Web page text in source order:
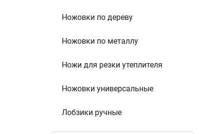
Ножовки по дереву
Ножовки по металлу
Ножи для резки утеплителя
Ножовки универсальные
Лобзики ручные